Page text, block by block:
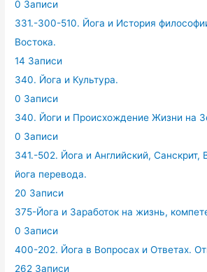
0 Записи
331.-300-510. Йога и История
Востока.
14 Записи
340. Йога и Культура.
0 Записи
340. Йоги и Происхождение Жизни на
0 Записи
341.-502. Йога и Английский, Санскрит,
йога перевода.
20 Записи
375-Йога и Заработок на жизнь,
0 Записи
400-202. Йога в Вопросах и Ответах.
262 Записи